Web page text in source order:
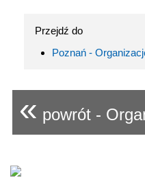
Przejdź do
Poznań -
« powrót -